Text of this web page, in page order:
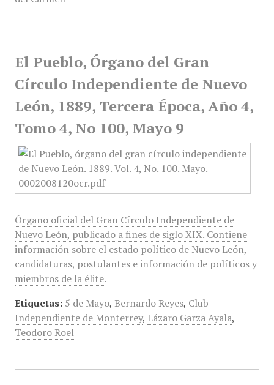
El Pueblo, Órgano del Gran
Círculo Independiente de Nuevo
León, 1889, Tercera Época, Año 4,
Tomo 4, No 100, Mayo 9
Órgano oficial del Gran Círculo Independiente de
Nuevo León, publicado a fines de siglo XIX. Contiene
información sobre el estado político de Nuevo León,
candidaturas, postulantes e información de políticos y
miembros de la élite.
Etiquetas: 5 de Mayo, Bernardo Reyes, Club
Independiente de Monterrey, Lázaro Garza Ayala,
Teodoro Roel